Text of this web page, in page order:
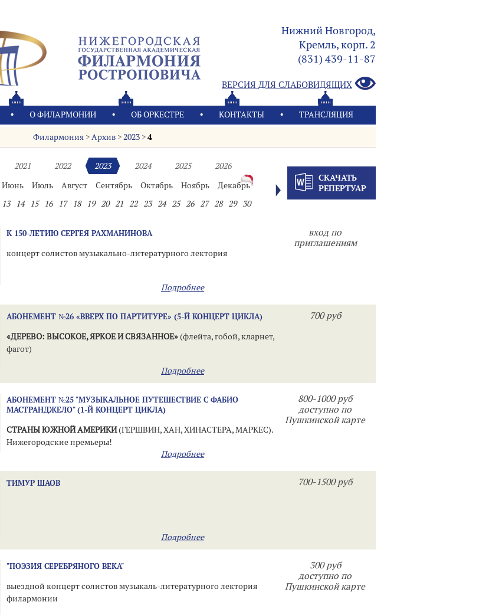
Нижний Новгород,
Кремль, корп. 2
(831) 439-11-87
ВЕРСИЯ ДЛЯ СЛАБОВИДЯЩИХ
О ФИЛАРМОНИИ OБ ОРКЕСТРЕ КОНТАКТЫ ТРАНСЛЯЦИЯ
Филармония >Архив >2023 >4
2021 2022 2023 2024 2025
2026
Июнь Июль Август Сентябрь Октябрь Ноябрь
Декабрь
13 14 15 16 17 18 19 20 21 22 23 24 25 26 27 28 29 30
СКАЧАТЬ
РЕПЕРТУАР
К 150-ЛЕТИЮ СЕРГЕЯ РАХМАНИНОВА
концерт солистов музыкально-литературного лектория
Подробнее
вход по
приглашениям
АБОНЕМЕНТ №26 «ВВЕРХ ПО ПАРТИТУРЕ» (5-Й КОНЦЕРТ ЦИКЛА)
«ДЕРЕВО: ВЫСОКОЕ, ЯРКОЕ И СВЯЗАННОЕ»(флейта, гобой, кларнет,
фагот)
Подробнее
700 руб
АБОНЕМЕНТ №25 "МУЗЫКАЛЬНОЕ ПУТЕШЕСТВИЕ С ФАБИО
МАСТРАНДЖЕЛО" (1-Й КОНЦЕРТ ЦИКЛА)
СТРАНЫ ЮЖНОЙ АМЕРИКИ(ГЕРШВИН, ХАН, ХИНАСТЕРА, МАРКЕС).
Нижегородские премьеры!
Подробнее
800-1000 руб
доступно по
Пушкинской карте
ТИМУР ШАОВ
Подробнее
700-1500 руб
"ПОЭЗИЯ СЕРЕБРЯНОГО ВЕКА"
выездной концерт солистов музыкаль-литературного лектория
филармонии
300 руб
доступно по
Пушкинской карте